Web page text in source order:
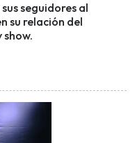
seguidores al
su relación del